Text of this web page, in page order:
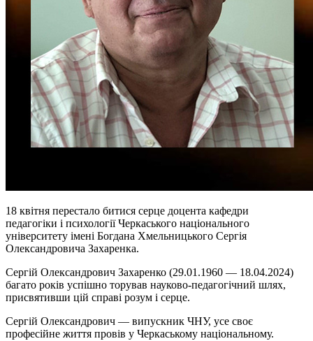
18 квітня перестало битися серце доцента кафедри
педагогіки і психології Черкаського національного
університету імені Богдана Хмельницького Сергія
Олександровича Захаренка.
Сергій Олександрович Захаренко (29.01.1960 — 18.04.2024)
багато років успішно торував науково-педагогічний шлях,
присвятивши цій справі розум і серце.
Сергій Олександрович — випускник ЧНУ, усе своє
професійне життя провів у Черкаському національному.